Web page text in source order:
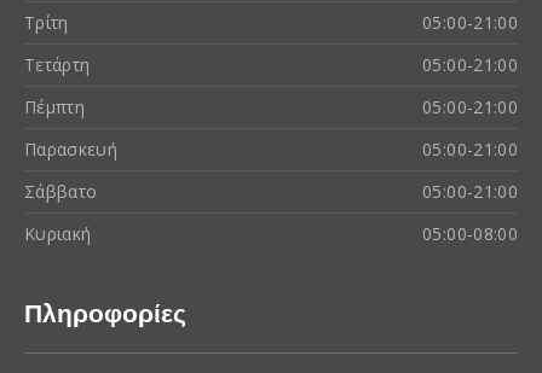
Τρίτη
05:00-21:00
Τετάρτη
05:00-21:00
Πέμπτη
05:00-21:00
Παρασκευή
05:00-21:00
Σάββατο
05:00-21:00
Κυριακή
05:00-08:00
Πληροφορίες